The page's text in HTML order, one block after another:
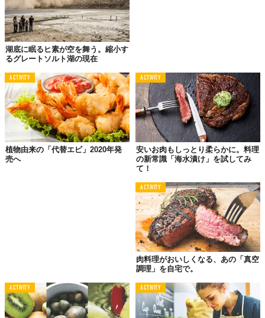
湖底に眠るヒ素が空を舞う。縮小す
るグレートソルト湖の現在
ACTIVITY
植物由来の「代替エビ」2020年発
売へ
ACTIVITY
安いお肉もしっとり柔らかに。料理
の新常識「海水漬け」を試してみ
て！
ACTIVITY
肉料理がおいしくなる、あの「真空
調理」を自宅で。
ACTIVITY ACTIVITY